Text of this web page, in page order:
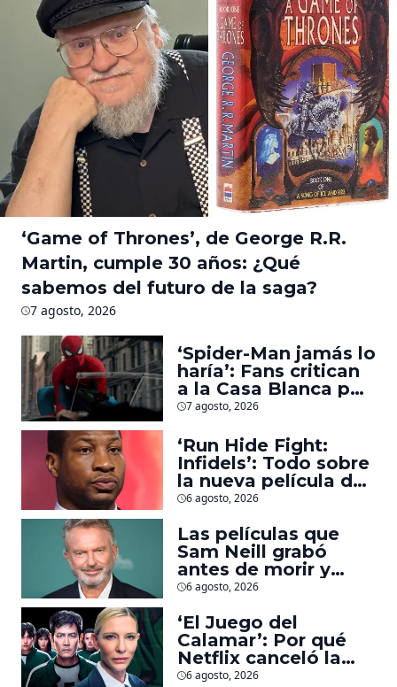
‘Game of Thrones’, de George R.R.
Martin, cumple 30 años: ¿Qué
sabemos del futuro de la saga?
7 agosto, 2026
‘Spider-Man jamás lo
haría’: Fans critican
a la Casa Blanca por
usar al héroe para
deportaciones
7 agosto, 2026
‘Run Hide Fight:
Infidels’: Todo sobre
la nueva película de
Jonathan Majors en
islamistas radicales
6 agosto, 2026
Las películas que
Sam Neill grabó
antes de morir y
llegarán pronto a
6 agosto, 2026
‘El Juego del
Calamar’: Por qué
Netflix canceló la
serie de David
6 agosto, 2026